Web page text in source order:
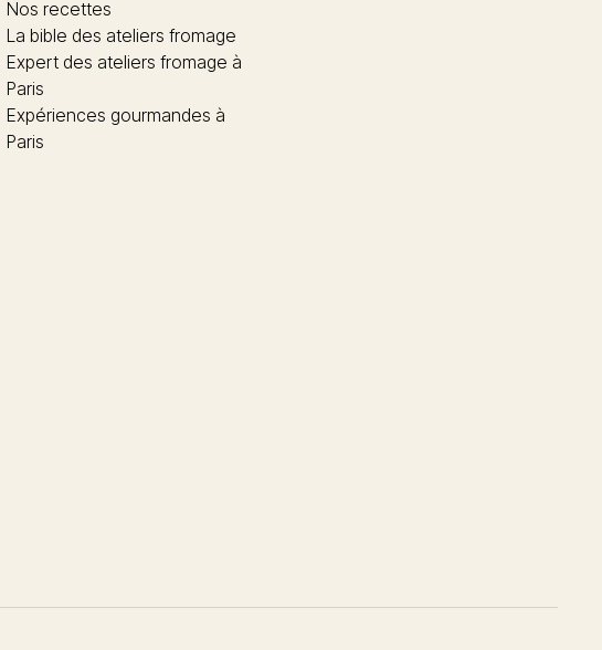
Nos recettes
La bible des ateliers fromage
Expert des ateliers fromage à
Paris
Expériences gourmandes à
Paris